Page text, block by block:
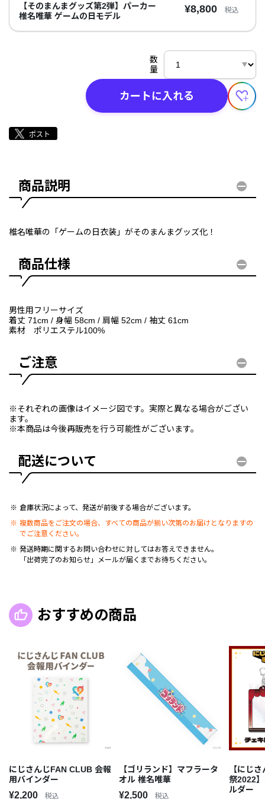
【そのまんまグッズ第2弾】パーカー
椎名唯華 ゲームの日モデル
¥8,800 税込
数
量
カートに入れる
商品説明
椎名唯華の「ゲームの日衣装」がそのまんまグッズ化！
商品仕様
男性用フリーサイズ
着丈 71cm / 身幅 58cm / 肩幅 52cm / 袖丈 61cm
素材 ポリエステル100%
ご注意
※それぞれの画像はイメージ図です。実際と異なる場合がござい
ます。
※本商品は今後再販売を行う可能性がございます。
配送について
倉庫状況によって、発送が前後する場合がございます。
複数商品をご注文の場合、すべての商品が揃い次第のお届けとなりますの
でご注意ください。
発送時期に関するお問い合わせに対してはお答えできません。
「出荷完了のお知らせ」メールが届くまでお待ちください。
おすすめの商品
にじさんじFAN CLUB 会報
用バインダー
¥2,200 税込
【ゴリランド】マフラータ
オル 椎名唯華
¥2,500 税込
【にじ
祭2022
ルダー